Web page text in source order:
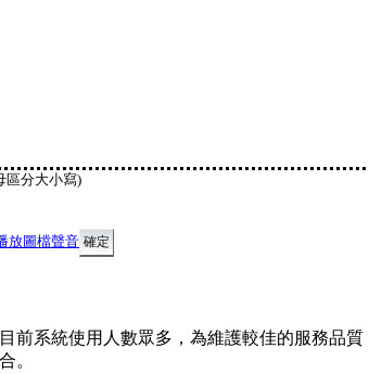
區分大小寫)
放圖檔聲音
前系統使用人數眾多，為維護較佳的服務品
。